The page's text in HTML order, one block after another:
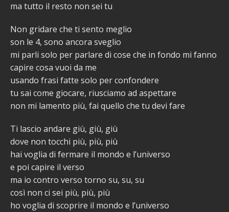
ma tutto il resto non sei tu
Non gridare che ti sento meglio
son le 4, sono ancora sveglio
mi parli solo per parlare di cose che in fondo mi fanno
capire cosa vuoi da me
usando frasi fatte solo per confondere
tu sai come giocare, riusciamo ad aspettare
non mi lamento più, fai quello che tu devi fare
Ti lascio andare giù, giù, giù
dove non tocchi più, più, più
hai voglia di fermare il mondo e l’universo
e poi capire il verso
ma io contro verso torno su, su, su
così non ci sei più, più, più
ho voglia di scoprire il mondo e l’universo